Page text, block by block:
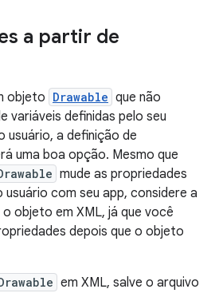
a partir de
objeto Drawable que não
variáveis definidas pelo seu
usuário, a definição de
uma boa opção. Mesmo que
mude as propriedades
com seu app, considere a
objeto em XML, já que você
depois que o objeto
em XML, salve o arquivo